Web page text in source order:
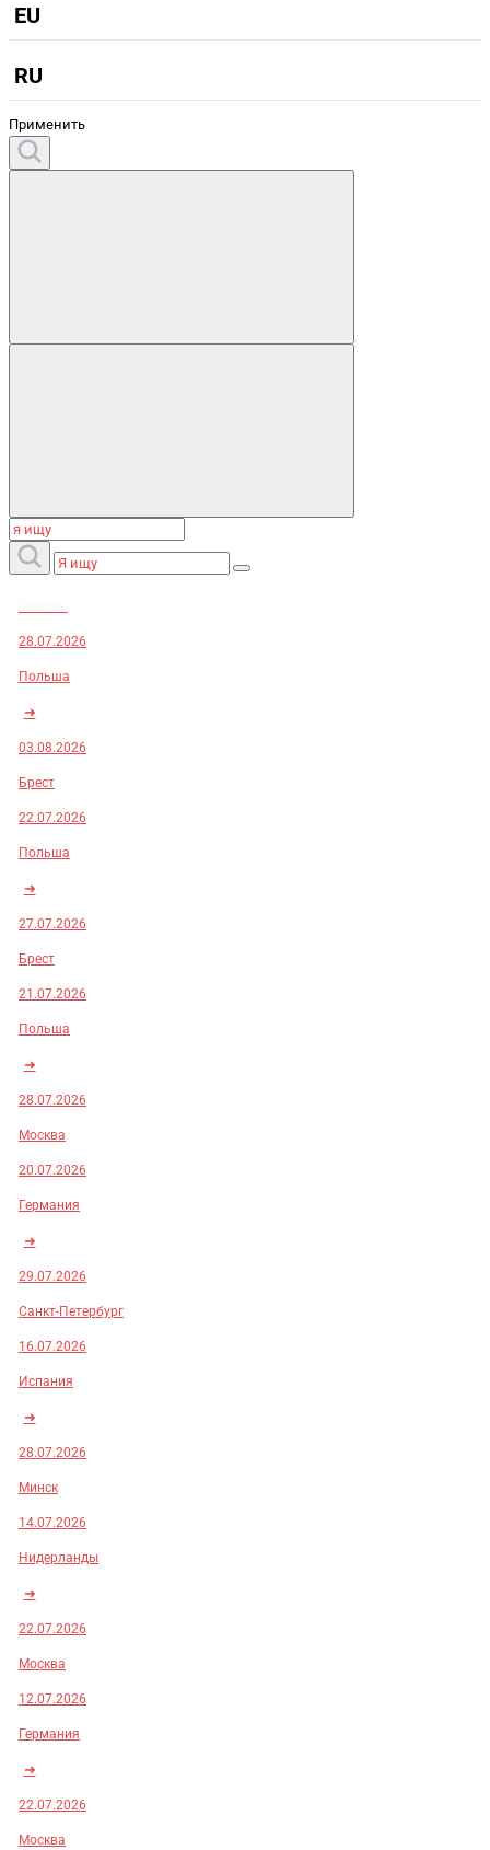
EU
RU
Применить
28.07.2026
Польша
➜
03.08.2026
Брест
22.07.2026
Польша
➜
27.07.2026
Брест
21.07.2026
Польша
➜
28.07.2026
Москва
20.07.2026
Германия
➜
29.07.2026
Санкт-Петербург
16.07.2026
Испания
➜
28.07.2026
Минск
14.07.2026
Нидерланды
➜
22.07.2026
Москва
12.07.2026
Германия
➜
22.07.2026
Москва